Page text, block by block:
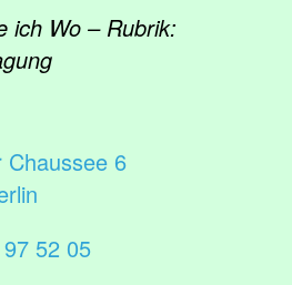
ich Wo – Rubrik:
Chaussee 6
52 05